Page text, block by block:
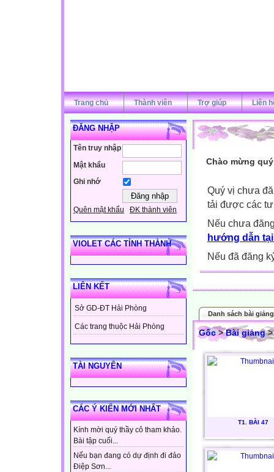
Trang chủ Thành viên Trợ giúp Liên
ĐĂNG NHẬP
Tên truy nhập
Mật khẩu
Ghi nhớ
Quên mật khẩu ĐK thành viên
VIOLET CÁC TỈNH THÀNH
LIÊN KẾT
Sở GD-ĐT Hải Phòng
Các trang thuộc Hải Phòng
TÀI NGUYÊN
CÁC Ý KIẾN MỚI NHẤT
Kính mời quý thầy cô tham khảo.
Bài tập cuối...
Nếu bạn đang có dự định đi đảo
Điệp Sơn...
Chào mừng
Quý vị chưa
tải được các
Nếu chưa
hướng dẫn
Nếu đã đăng
Danh sách bài
Gốc>Bài giảng>
T1. BÀI 47